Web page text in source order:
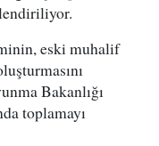
eski muhalif
Bakanlığı
toplamayı